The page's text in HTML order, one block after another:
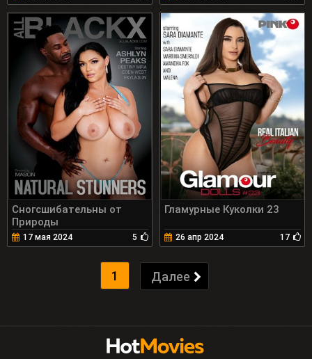
Сногсшибательны от
Природы
17 мая 2024 5
Гламурные Куколки 23
26 апр 2024 17
1 Далее